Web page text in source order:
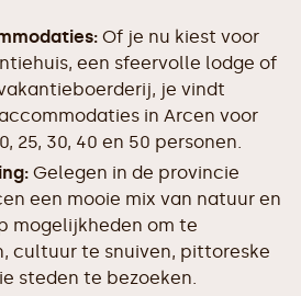
Of je nu kiest voor
een sfeervolle lodge of
je vindt
in Arcen voor
25, 30, 40 en 50 personen.
Gelegen in de provincie
een mooie mix van natuur en
mogelijkheden om te
cultuur te snuiven, pittoreske
steden te bezoeken.